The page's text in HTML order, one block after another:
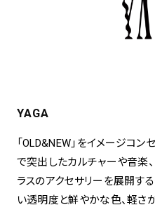
YAGA
「OLD&NEW」をイメージコ
で突出したカルチャーや音楽
ラスのアクセサリーを展開する
い透明度と鮮やかな色、軽さ